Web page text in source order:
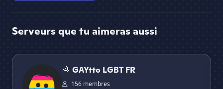
Serveurs que tu aimeras aussi
🌈 GAYtto LGBT FR
🌈 GAYtto LGBT FR
156 membres